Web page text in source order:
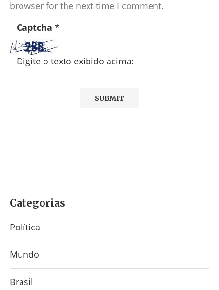
browser for the next time I comment.
Captcha *
Digite o texto exibido acima:
Categorias
Política
Mundo
Brasil